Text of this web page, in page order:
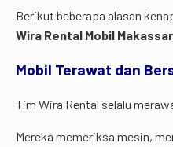
Berikut beberapa alasan
Wira Rental Mobil Makassar
Mobil Terawat dan
Tim Wira Rental selalu
Mereka memeriksa mesin,